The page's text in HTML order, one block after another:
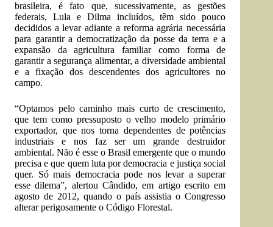
brasileira, é fato que, sucessivamente, as gestões
federais, Lula e Dilma incluídos, têm sido pouco
decididos a levar adiante a reforma agrária necessária
para garantir a democratização da posse da terra e a
expansão da agricultura familiar como forma de
garantir a segurança alimentar, a diversidade ambiental
e a fixação dos descendentes dos agricultores no
campo.
“Optamos pelo caminho mais curto de crescimento,
que tem como pressuposto o velho modelo primário
exportador, que nos torna dependentes de potências
industriais e nos faz ser um grande destruidor
ambiental. Não é esse o Brasil emergente que o mundo
precisa e que quem luta por democracia e justiça social
quer. Só mais democracia pode nos levar a superar
esse dilema”, alertou Cândido, em artigo escrito em
agosto de 2012, quando o país assistia o Congresso
alterar perigosamente o Código Florestal.